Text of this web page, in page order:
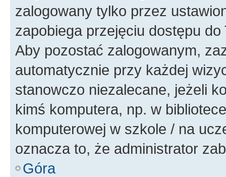
zalogowany tylko przez
zapobiega przejęciu dostępu
Aby pozostać zalogowanym,
automatycznie przy każdej
stanowczo niezalecane, jeżeli
kimś komputera, np. w
komputerowej w szkole / na
oznacza to, że administrator
Góra